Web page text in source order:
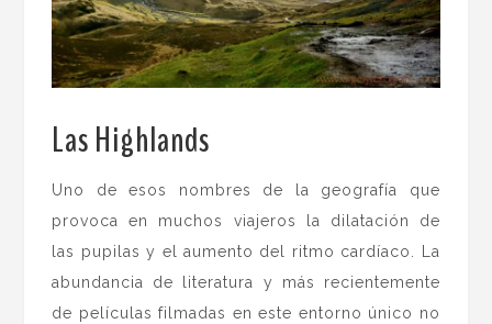
Las Highlands
Uno de esos nombres de la geografía que
provoca en muchos viajeros la dilatación de
las pupilas y el aumento del ritmo cardíaco. La
abundancia de literatura y más recientemente
de películas filmadas en este entorno único no